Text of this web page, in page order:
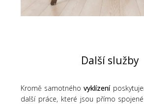
Další služby
Kromě samotnéhovyklízení
další práce, které jsou přímo